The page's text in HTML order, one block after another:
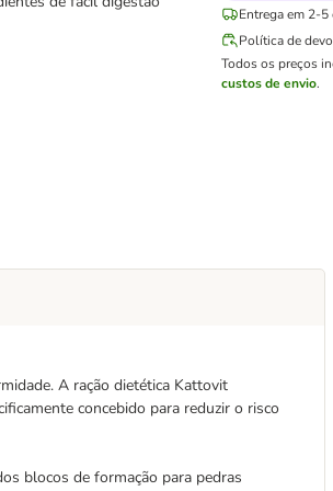
Entrega em 2-
Política de
Todos os preços
custos de envio.
A ração dietética Kattovit
concebido para reduzir o risco
blocos de formação para pedras